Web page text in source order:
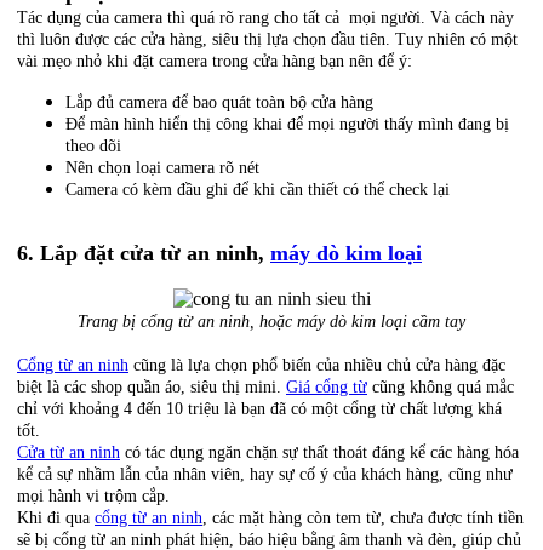
Tác dụng của camera thì quá rõ rang cho tất cả mọi người. Và cách này
thì luôn được các cửa hàng, siêu thị lựa chọn đầu tiên. Tuy nhiên có một
vài mẹo nhỏ khi đặt camera trong cửa hàng bạn nên để ý:
Lắp đủ camera để bao quát toàn bộ cửa hàng
Để màn hình hiển thị công khai để mọi người thấy mình đang bị
theo dõi
Nên chọn loại camera rõ nét
Camera có kèm đầu ghi để khi cần thiết có thể check lại
6. Lắp đặt cửa từ an ninh, máy dò kim loại
Trang bị cổng từ an ninh, hoặc máy dò kim loại cầm tay
Cổng từ an ninh cũng là lựa chọn phổ biến của nhiều chủ cửa hàng đặc
biệt là các shop quần áo, siêu thị mini. Giá cổng từ cũng không quá mắc
chỉ với khoảng 4 đến 10 triệu là bạn đã có một cổng từ chất lượng khá
tốt.
Cửa từ an ninh có tác dụng ngăn chặn sự thất thoát đáng kể các hàng hóa
kể cả sự nhầm lẫn của nhân viên, hay sự cố ý của khách hàng, cũng như
mọi hành vi trộm cắp.
Khi đi qua cổng từ an ninh , các mặt hàng còn tem từ, chưa được tính tiền
sẽ bị cổng từ an ninh phát hiện, báo hiệu bằng âm thanh và đèn, giúp chủ